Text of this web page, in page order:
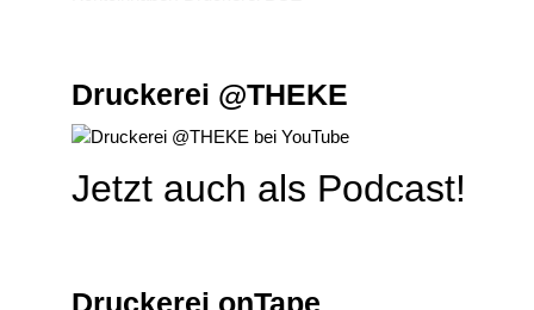
Druckerei @THEKE
Jetzt auch als Podcast!
Druckerei onTape